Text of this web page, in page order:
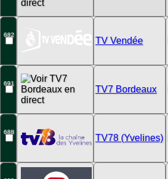
682
TV Vendée
691
TV7 Bordeaux
688
TV78 (Yvelines)